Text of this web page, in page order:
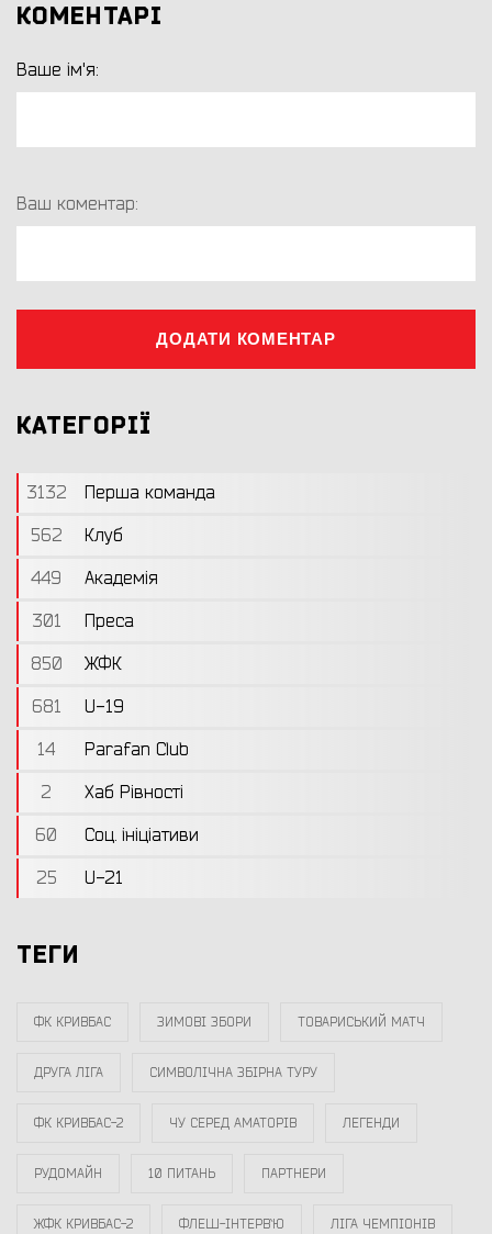
КОМЕНТАРІ
Ваше ім'я:
Ваш коментар:
ДОДАТИ КОМЕНТАР
КАТЕГОРІЇ
3132
Перша команда
562
Клуб
449
Академія
301
Преса
850
ЖФК
681
U-19
14
Parafan Club
2
Хаб Рівності
60
Соц. ініціативи
25
U-21
ТЕГИ
ФК КРИВБАС ЗИМОВІ ЗБОРИ ТОВАРИСЬКИЙ МАТЧ
ДРУГА ЛІГА СИМВОЛІЧНА ЗБІРНА ТУРУ
ФК КРИВБАС-2 ЧУ СЕРЕД АМАТОРІВ ЛЕГЕНДИ
РУДОМАЙН 10 ПИТАНЬ ПАРТНЕРИ
ЖФК КРИВБАС-2 ФЛЕШ-ІНТЕРВ`Ю ЛІГА ЧЕМПІОНІВ